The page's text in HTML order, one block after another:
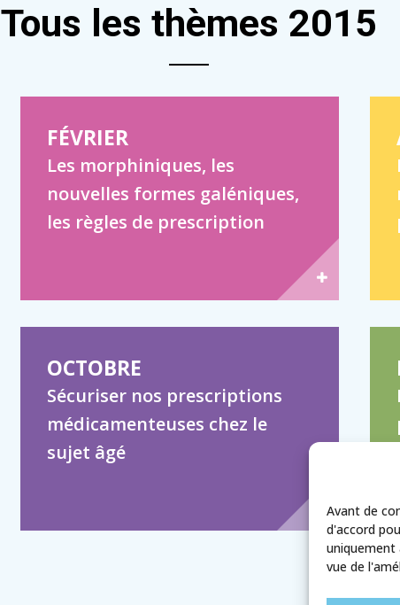
Avant de
d'accord
vue de
Tous les thèmes 2015
FÉVRIER
Les morphiniques, les
nouvelles formes galéniques,
les règles de prescription
OCTOBRE
Sécuriser nos prescriptions
médicamenteuses chez le
sujet âgé